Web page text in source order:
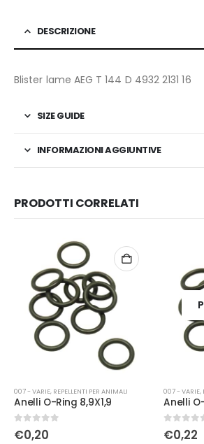
DESCRIZIONE
Blister lame AEG T 144 D 4932 2131 16
SIZE GUIDE
INFORMAZIONI AGGIUNTIVE
PRODOTTI CORRELATI
007 - VARIE, REPELLENTI PER ANIMALI
Anelli O-Ring 8,9X1,9
0Su 5
€0,20
007 - VARIE,
Anelli
0Su 5
€0,22